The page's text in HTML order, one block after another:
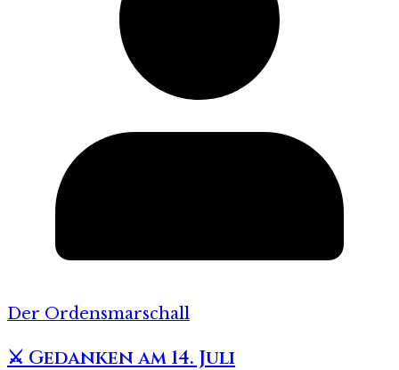
Der Ordensmarschall
⚔️ Gedanken am 14. Juli